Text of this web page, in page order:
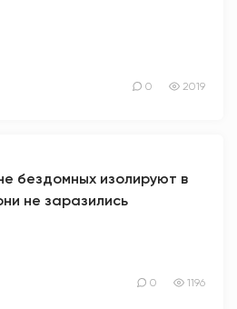
0 2019
бездомных изолируют в
не заразились
0 1196